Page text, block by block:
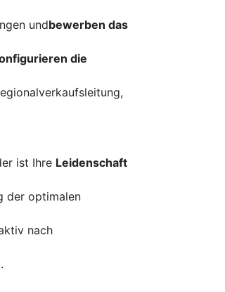
undbewerben das
die
ist Ihre Leidenschaft
der optimalen
nach